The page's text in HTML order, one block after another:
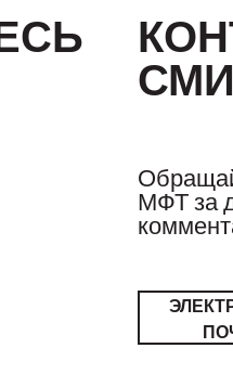
СМИ
МФТ за